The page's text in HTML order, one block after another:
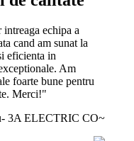
echipa a
cand am sunat la
eficienta in
Am
foarte bune pentru
Merci!"
3A ELECTRIC CO~